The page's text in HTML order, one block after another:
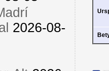
2026-08-